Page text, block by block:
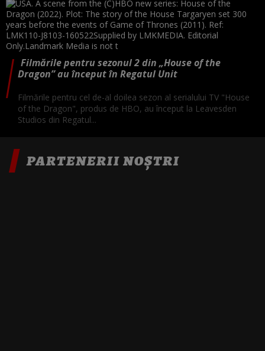
Filmările pentru sezonul 2 din „House of the
Dragon” au început în Regatul Unit
Filmările pentru cel de-al doilea sezon al serialului TV "House
of the Dragon", produs de HBO, au început la Leavesden
Studios din Regatul...
PARTENERII NOȘTRI